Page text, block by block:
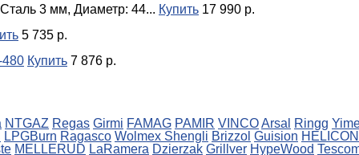
NTGAZ Regas Girmi FAMAG PAMIR VINCOArsal Ringg
LPGBurn Ragasco Wolmex Shengli Brizzol Guision HELICON
MELLERUD LaRamera Dzierzak Grillver HypeWood
3 мм, Диаметр: 44... Купить 17 990 р.
5 735 р.
480 Купить 7 876 р.